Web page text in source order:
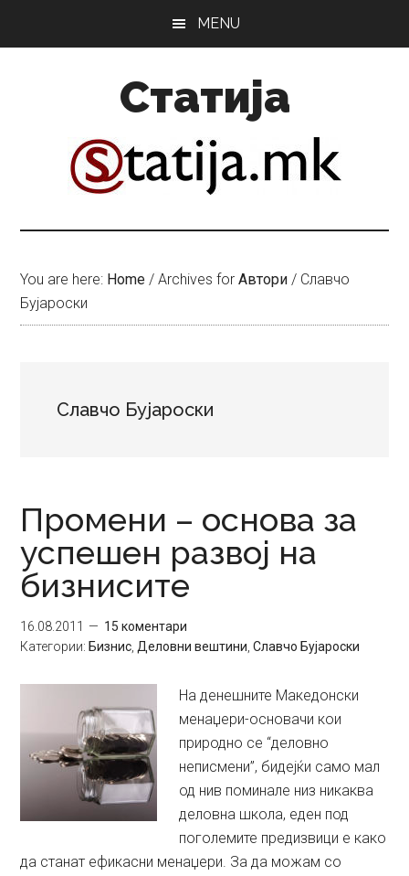
MENU
Статија
You are here: Home / Archives forАвтори / Славчо
Бујароски
Славчо Бујароски
Промени – основа за
успешен развој на
бизнисите
16.08.2011
15 коментари
Категории: Бизнис Деловни вештини ,Славчо Бујароски
На денешните Македонски
менаџери-основачи кои
природно се “деловно
неписмени”, бидејќи само мал
од нив поминале низ никаква
деловна школа, еден под
поголемите предизвици е како
да станат ефикасни менаџери. За да можам со